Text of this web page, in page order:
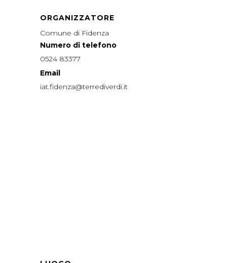
ORGANIZZATORE
Comune di Fidenza
Numero di telefono
0524 83377
Email
iat.fidenza@terrediverdi.it